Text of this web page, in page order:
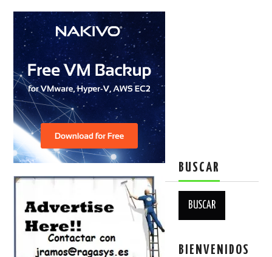
BUSCAR
BIENVENIDOS